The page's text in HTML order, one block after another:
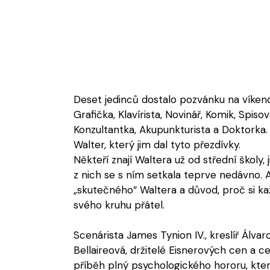
Deset jedinců dostalo pozvánku na
Grafička, Klavírista, Novinář, Komik,
Konzultantka, Akupunkturista a
Walter, který jim dal tyto přezdívky.
Někteří znají Waltera už od střední
z nich se s ním setkala teprve nedávno.
„skutečného“ Waltera a důvod, proč si
svého kruhu přátel.
Scenárista James Tynion IV., kreslíř
Bellaireová, držitelé Eisnerových cen a
příběh plný psychologického hororu,